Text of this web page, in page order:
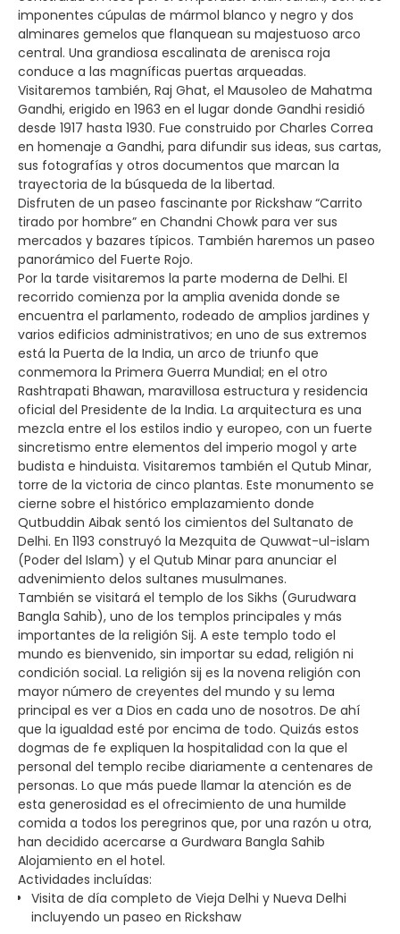
imponentes cúpulas de mármol blanco y negro y dos
alminares gemelos que flanquean su majestuoso arco
central. Una grandiosa escalinata de arenisca roja
conduce a las magníficas puertas arqueadas.
Visitaremos también, Raj Ghat, el Mausoleo de Mahatma
Gandhi, erigido en 1963 en el lugar donde Gandhi residió
desde 1917 hasta 1930. Fue construido por Charles Correa
en homenaje a Gandhi, para difundir sus ideas, sus cartas,
sus fotografías y otros documentos que marcan la
trayectoria de la búsqueda de la libertad.
Disfruten de un paseo fascinante por Rickshaw “Carrito
tirado por hombre” en Chandni Chowk para ver sus
mercados y bazares típicos. También haremos un paseo
panorámico del Fuerte Rojo.
Por la tarde visitaremos la parte moderna de Delhi. El
recorrido comienza por la amplia avenida donde se
encuentra el parlamento, rodeado de amplios jardines y
varios edificios administrativos; en uno de sus extremos
está la Puerta de la India, un arco de triunfo que
conmemora la Primera Guerra Mundial; en el otro
Rashtrapati Bhawan, maravillosa estructura y residencia
oficial del Presidente de la India. La arquitectura es una
mezcla entre el los estilos indio y europeo, con un fuerte
sincretismo entre elementos del imperio mogol y arte
budista e hinduista. Visitaremos también el Qutub Minar,
torre de la victoria de cinco plantas. Este monumento se
cierne sobre el histórico emplazamiento donde
Qutbuddin Aibak sentó los cimientos del Sultanato de
Delhi. En 1193 construyó la Mezquita de Quwwat-ul-islam
(Poder del Islam) y el Qutub Minar para anunciar el
advenimiento delos sultanes musulmanes.
También se visitará el templo de los Sikhs (Gurudwara
Bangla Sahib), uno de los templos principales y más
importantes de la religión Sij. A este templo todo el
mundo es bienvenido, sin importar su edad, religión ni
condición social. La religión sij es la novena religión con
mayor número de creyentes del mundo y su lema
principal es ver a Dios en cada uno de nosotros. De ahí
que la igualdad esté por encima de todo. Quizás estos
dogmas de fe expliquen la hospitalidad con la que el
personal del templo recibe diariamente a centenares de
personas. Lo que más puede llamar la atención es de
esta generosidad es el ofrecimiento de una humilde
comida a todos los peregrinos que, por una razón u otra,
han decidido acercarse a Gurdwara Bangla Sahib
Alojamiento en el hotel.
Actividades incluídas:
Visita de día completo de Vieja Delhi y Nueva Delhi
incluyendo un paseo en Rickshaw